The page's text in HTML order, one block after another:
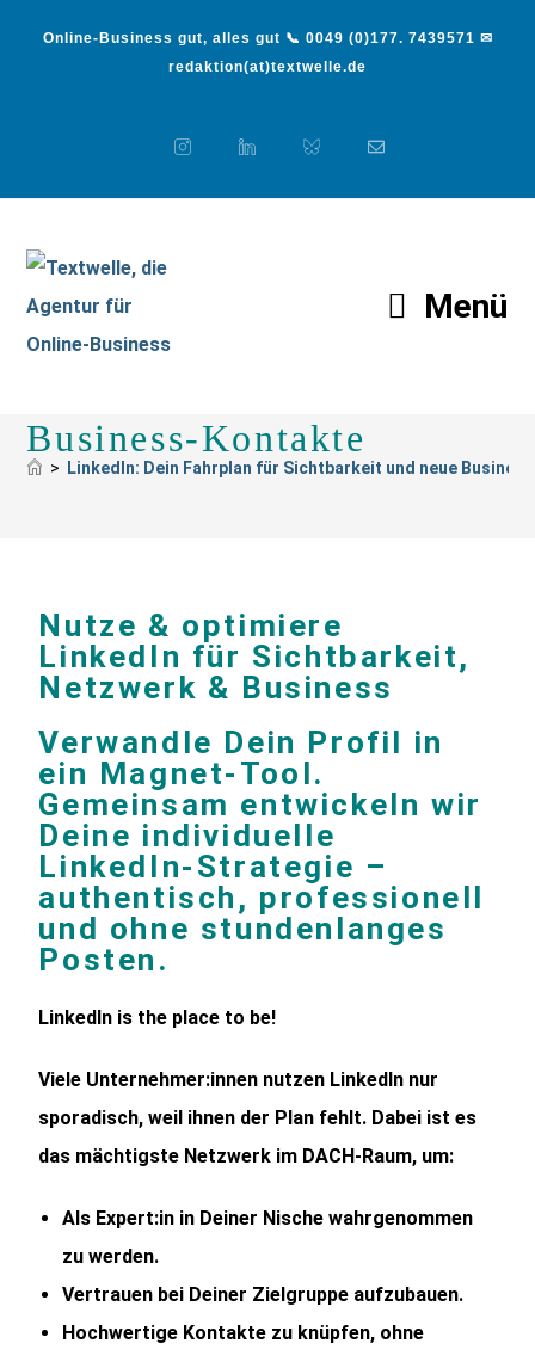
Online-Business gut, alles gut 📞 0049 (0)177. 7439571 ✉
redaktion(at)textwelle.de
Menü
LinkedIn: Dein Fahrplan
Business-Kontakte
> LinkedIn: Dein Fahrplan für Sichtbarkeit und neue
Nutze & optimiere
LinkedIn für Sichtbarkeit,
Netzwerk & Business
Verwandle Dein Profil in
ein Magnet-Tool.
Gemeinsam entwickeln wir
Deine individuelle
LinkedIn-Strategie –
authentisch, professionell
und ohne stundenlanges
Posten.
LinkedIn is the place to be!
Viele Unternehmer:innen nutzen LinkedIn nur
sporadisch, weil ihnen der Plan fehlt. Dabei ist es
das mächtigste Netzwerk im DACH-Raum, um:
Als Expert:in in Deiner Nische wahrgenommen
zu werden.
Vertrauen bei Deiner Zielgruppe aufzubauen.
Hochwertige Kontakte zu knüpfen, ohne